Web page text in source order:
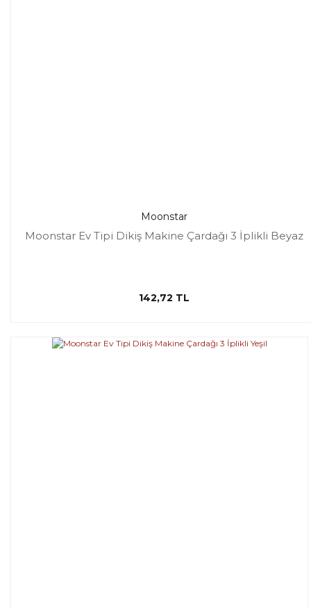
Moonstar
Moonstar Ev Tipi Dikiş Makine Çardağı 3 İplikli Beyaz
142,72 TL